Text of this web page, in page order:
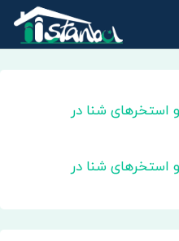
استخرهای شنا در
استخرهای شنا در